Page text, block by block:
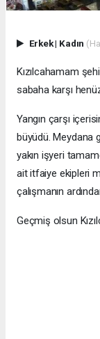
Erkek| Kadın
Kızılcahamam
sabaha karşı
Yangın çarşı
büyüdü. Meydana
yakın işyeri
ait itfaiye ekipleri
çalışmanın
Geçmiş olsun